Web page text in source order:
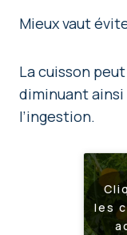
Mieux vaut
La cuisson
diminuant ainsi
l’ingestion.
les